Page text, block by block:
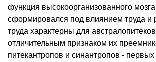
функция высокоорганизованного
сформировался под влиянием труда и
труда характерны для
отличительным признаком их
питекантропов и синантропов -